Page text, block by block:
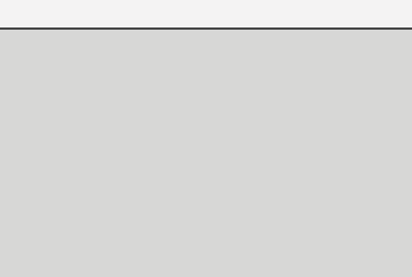
[LS] [PS5] Premiers